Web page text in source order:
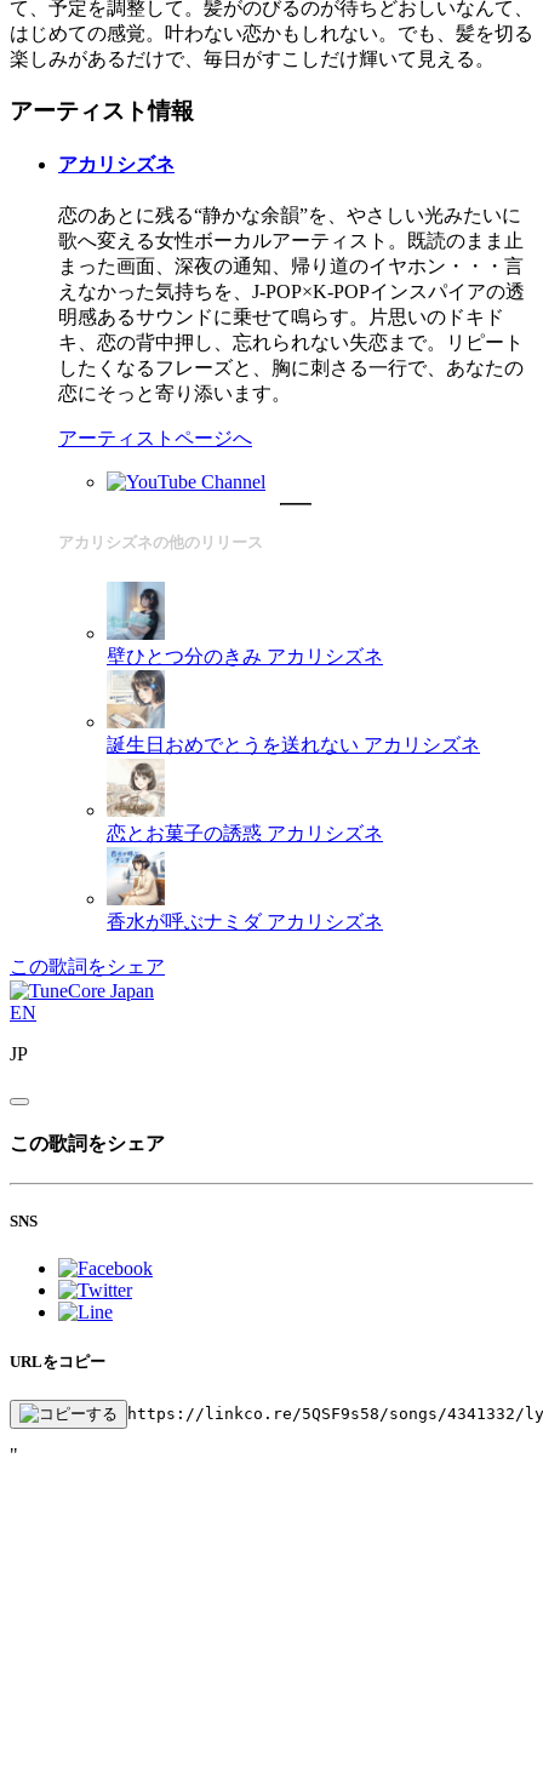
て、予定を調整して。髪がのびるのが待ちどおしいなんて、
はじめての感覚。叶わない恋かもしれない。でも、髪を切る
楽しみがあるだけで、毎日がすこしだけ輝いて見える。
アーティスト情報
アカリシズネ
恋のあとに残る“静かな余韻”を、やさしい光みたいに
歌へ変える女性ボーカルアーティスト。既読のまま止
まった画面、深夜の通知、帰り道のイヤホン・・・言
えなかった気持ちを、J-POP×K-POPインスパイアの透
明感あるサウンドに乗せて鳴らす。片思いのドキド
キ、恋の背中押し、忘れられない失恋まで。リピート
したくなるフレーズと、胸に刺さる一行で、あなたの
恋にそっと寄り添います。
アーティストページへ
アカリシズネの他のリリース
壁ひとつ分のきみ アカリシズネ
誕生日おめでとうを送れない アカリシズネ
恋とお菓子の誘惑 アカリシズネ
香水が呼ぶナミダ アカリシズネ
この歌詞をシェア
EN
JP
この歌詞をシェア
SNS
URLをコピー
https://linkco.re/5QSF9s58/songs/4341332/
"